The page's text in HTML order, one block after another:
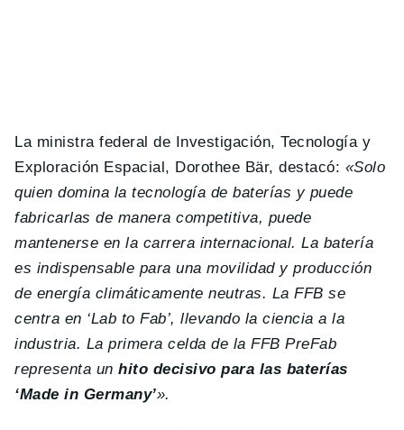
La ministra federal de Investigación, Tecnología y
Exploración Espacial, Dorothee Bär, destacó: «Solo
quien domina la tecnología de baterías y puede
fabricarlas de manera competitiva, puede
mantenerse en la carrera internacional. La batería
es indispensable para una movilidad y producción
de energía climáticamente neutras. La FFB se
centra en ‘Lab to Fab’, llevando la ciencia a la
industria. La primera celda de la FFB PreFab
representa unhito decisivo para las baterías
‘Made in Germany’».